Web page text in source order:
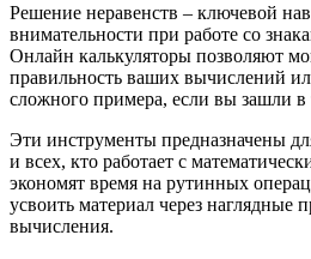
Решение неравенств – ключевой
внимательности при работе со
Онлайн калькуляторы позволяют
правильность ваших вычислений
сложного примера, если вы зашли в
Эти инструменты предназначены
и всех, кто работает с
экономят время на рутинных
усвоить материал через наглядные
вычисления.